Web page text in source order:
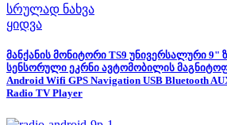
სრულად ნახვა
ყიდვა
მანქანის მონიტორი TS9 უნივერსალური 9"
სენსორული ეკრნი ავტომობილის
Android Wifi GPS Navigation USB Bluetooth
Radio TV Player